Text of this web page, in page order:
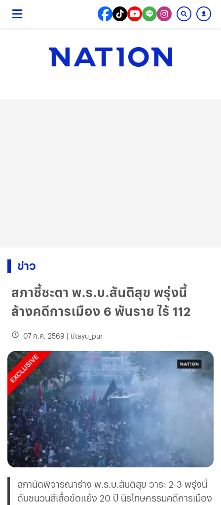
ข่าว
สภาชี้ชะตา พ.ร.บ.สันติสุข พรุ่งนี้
ล้างคดีการเมือง 6 พันราย ไร้ 112
07 ก.ค. 2569 | titayu_pur
สภานัดพิจารณาร่าง พ.ร.บ.สันติสุข วาระ 2-3 พรุ่งนี้
ดับชนวนสีเสื้อขัดแย้ง 20 ปี นิรโทษกรรมคดีการเมือง